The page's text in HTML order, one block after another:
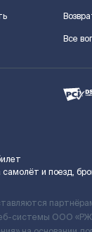
Все
и поезд,
системы ООО